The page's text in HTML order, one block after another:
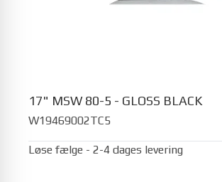
17" MSW 80-5 - GLOSS BLACK
W19469002TC5
Løse fælge - 2-4 dages levering